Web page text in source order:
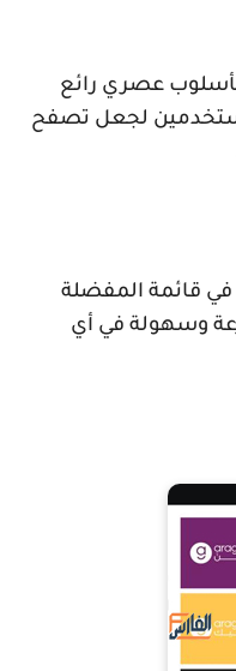
بأسلوب عصري رائع
لجعل تصفح
في قائمة المفضلة
وسهولة في أي